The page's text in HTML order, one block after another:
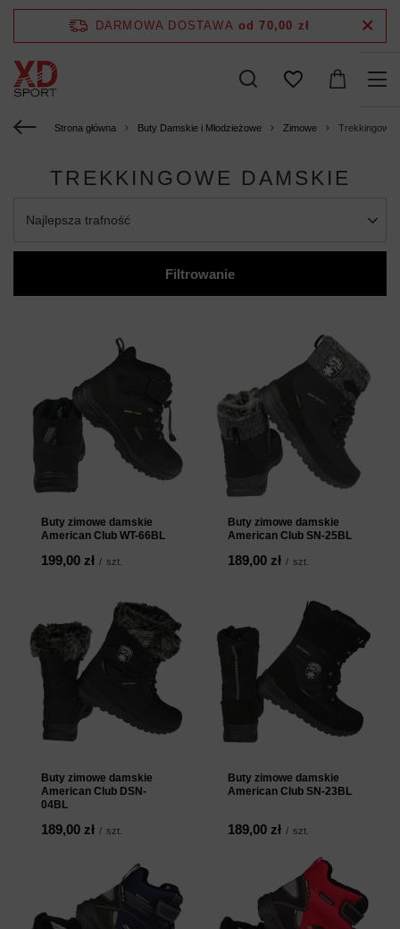
DARMOWA DOSTAWA od 70,00 zł
Strona główna Buty Damskie i Młodzieżowe Zimowe Trekkingowe
TREKKINGOWE DAMSKIE
Najlepsza trafność
Filtrowanie
Buty zimowe damskie
American Club WT-66BL
199,00 zł / szt.
Buty zimowe damskie
American Club SN-25BL
189,00 zł / szt.
Buty zimowe damskie
American Club DSN-
04BL
189,00 zł / szt.
Buty zimowe damskie
American Club SN-23BL
189,00 zł / szt.